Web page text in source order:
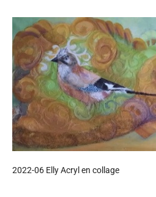
2022-06 Elly Acryl en collage